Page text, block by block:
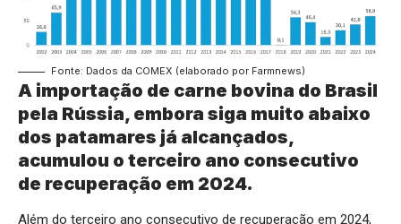
Fonte: Dados da COMEX (elaborado por Farmnews)
A importação de carne bovina do Brasil
pela Rússia, embora siga muito abaixo
dos patamares já alcançados,
acumulou o terceiro ano consecutivo
de recuperação em 2024.
Além do terceiro ano consecutivo de recuperação em 2024,